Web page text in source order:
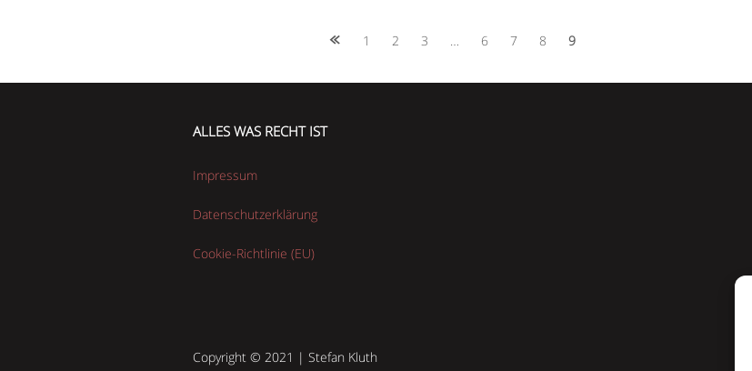
navigation
1 2 3 6 7 8 9
ALLES WAS RECHT IST
Impressum
Datenschutzerklärung
Cookie-Richtlinie (EU)
Copyright © 2021 | Stefan Kluth